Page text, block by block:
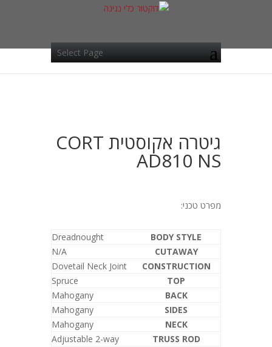
Select Page
גיטרה אקוסטית CORT
AD810 NS
מפרט טכני:
BODY STYLE
Dreadnought
CUTAWAY
N/A
CONSTRUCTION
Dovetail Neck Joint
TOP
Spruce
BACK
Mahogany
SIDES
Mahogany
NECK
Mahogany
TRUSS ROD
Adjustable 2-way